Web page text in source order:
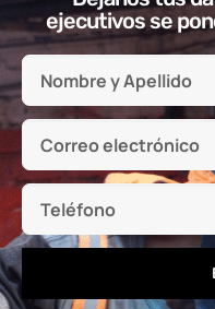
ejecutivos se